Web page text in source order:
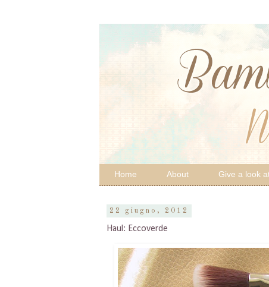
Home About Give a look
22 giugno, 2012
Haul: Eccoverde